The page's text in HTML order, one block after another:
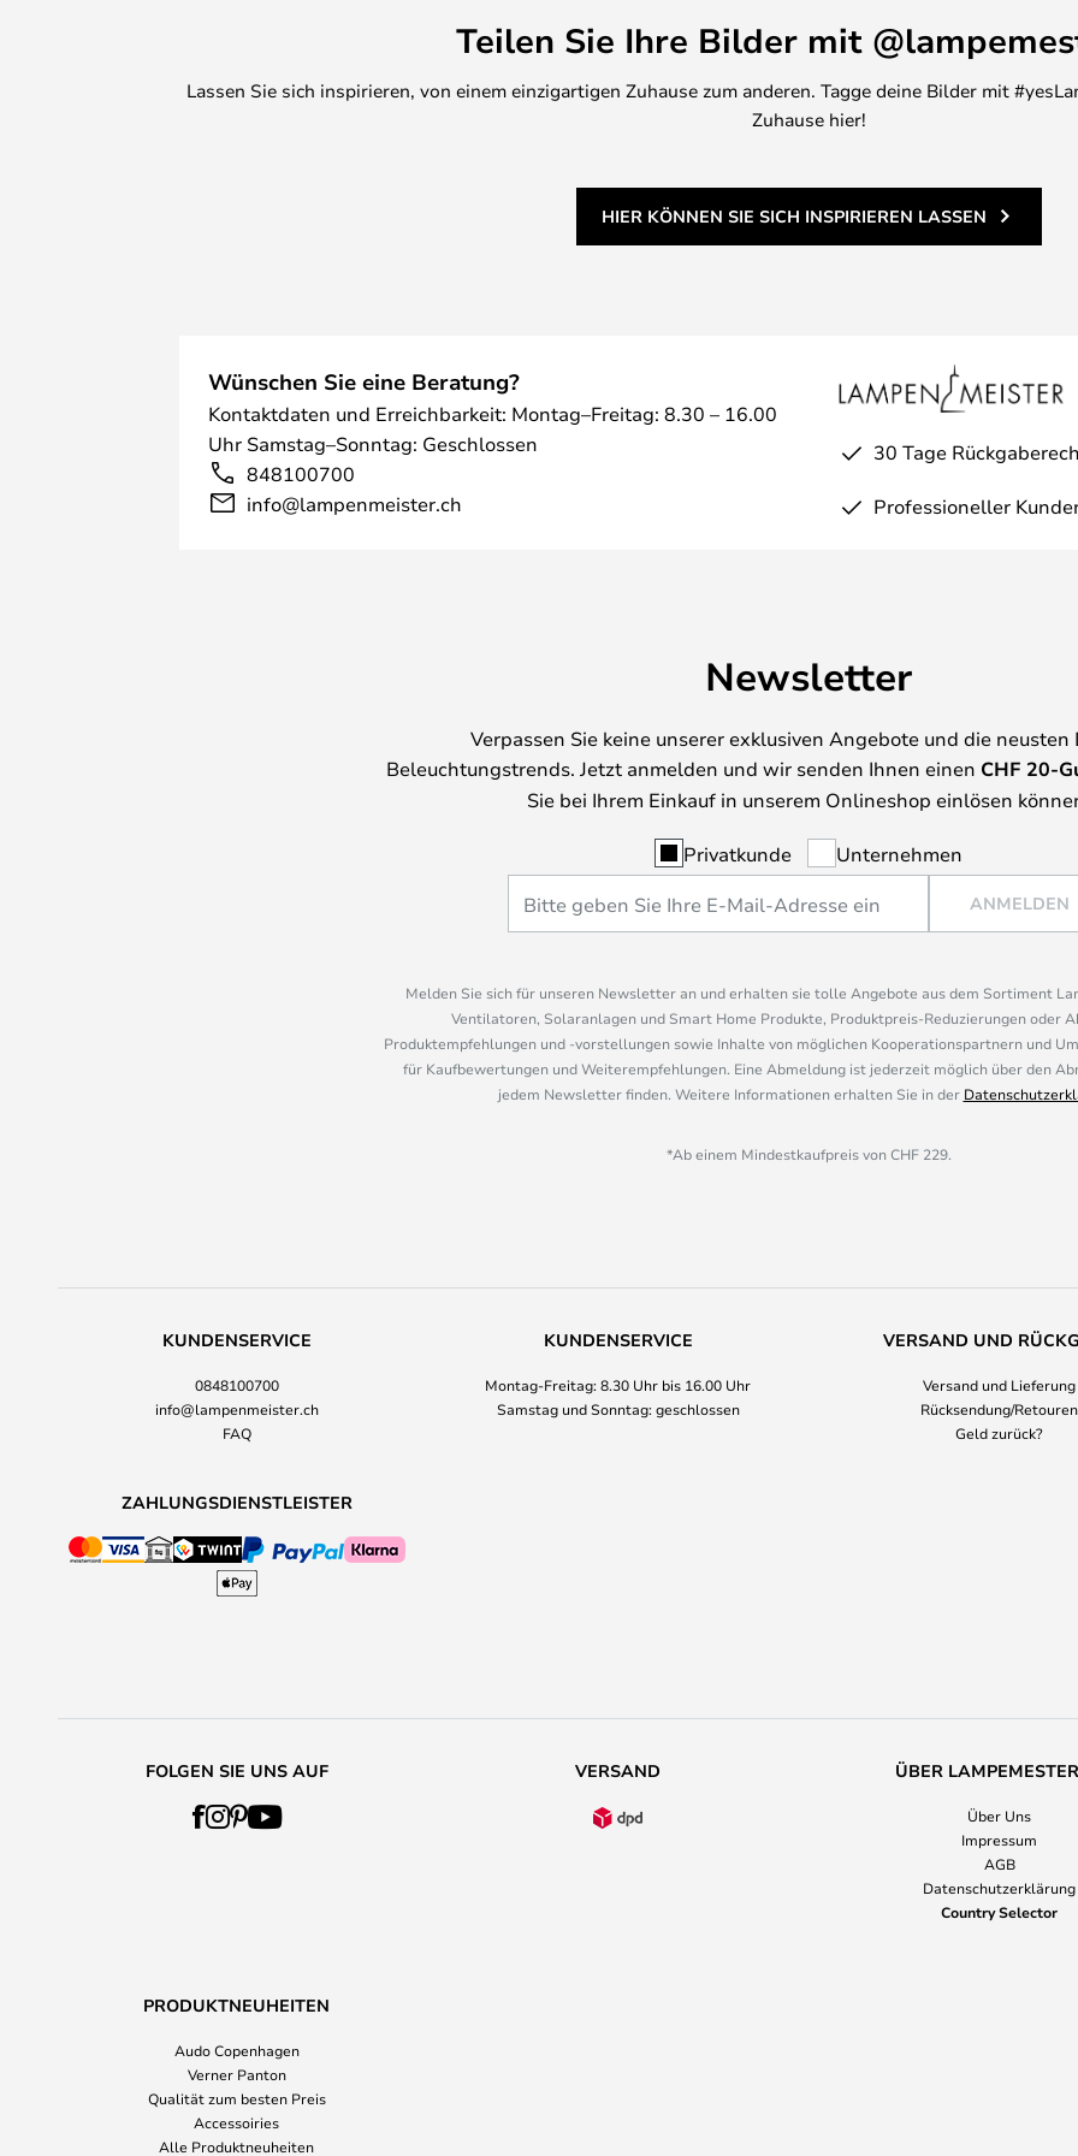
Teilen Sie Ihre Bilder mit
Lassen Sie sich inspirieren, von einem einzigartigen Zuhause zum anderen. Tagge deine Bilder mit
Zuhause hier!
HIER KÖNNEN SIE SICH INSPIRIEREN LASSEN
Wünschen Sie eine Beratung?
Kontaktdaten und Erreichbarkeit: Montag–Freitag: 8.30 – 16.00
Uhr Samstag–Sonntag: Geschlossen
848100700
info@lampenmeister.ch
30 Tage
Professioneller
Newsletter
Verpassen Sie keine unserer exklusiven Angebote und die neusten
Beleuchtungstrends. Jetzt anmelden und wir senden Ihnen einen CHF 20-
Sie bei Ihrem Einkauf in unserem Onlineshop einlösen
Privatkunde Unternehmen
ANMELDEN
Melden Sie sich für unseren Newsletter an und erhalten sie tolle Angebote aus dem Sortiment
Ventilatoren, Solaranlagen und Smart Home Produkte, Produktpreis-Reduzierungen oder
Produktempfehlungen und -vorstellungen sowie Inhalte von möglichen Kooperationspartnern und
für Kaufbewertungen und Weiterempfehlungen. Eine Abmeldung ist jederzeit möglich über den
jedem Newsletter finden. Weitere Informationen erhalten Sie in der
*Ab einem Mindestkaufpreis von CHF 229.
KUNDENSERVICE
0848100700
info@lampenmeister.ch
FAQ
KUNDENSERVICE
Montag-Freitag: 8.30 Uhr bis 16.00 Uhr
Samstag und Sonntag: geschlossen
VERSAND UND
Versand und Lieferung
Rücksendung/Retouren
Geld zurück?
ZAHLUNGSDIENSTLEISTER
FOLGEN SIE UNS AUF VERSAND ÜBER
Über Uns
Impressum
AGB
Datenschutzerklärung
Country Selector
PRODUKTNEUHEITEN
Audo Copenhagen
Verner Panton
Qualität zum besten Preis
Accessoiries
Alle Produktneuheiten